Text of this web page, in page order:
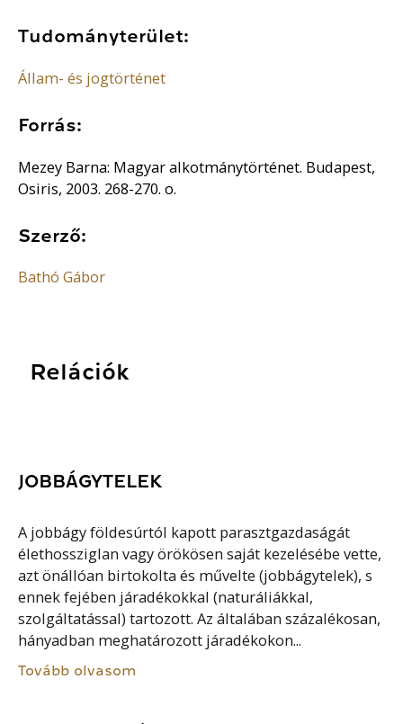
Tudományterület:
Állam- és jogtörténet
Forrás:
Mezey Barna: Magyar alkotmánytörténet. Budapest,
Osiris, 2003. 268-270. o.
Szerző:
Bathó Gábor
Relációk
JOBBÁGYTELEK
A jobbágy földesúrtól kapott parasztgazdaságát
élethossziglan vagy örökösen saját kezelésébe vette,
azt önállóan birtokolta és művelte (jobbágytelek), s
ennek fejében járadékokkal (naturáliákkal,
szolgáltatással) tartozott. Az általában százalékosan,
hányadban meghatározott járadékokon...
Tovább olvasom